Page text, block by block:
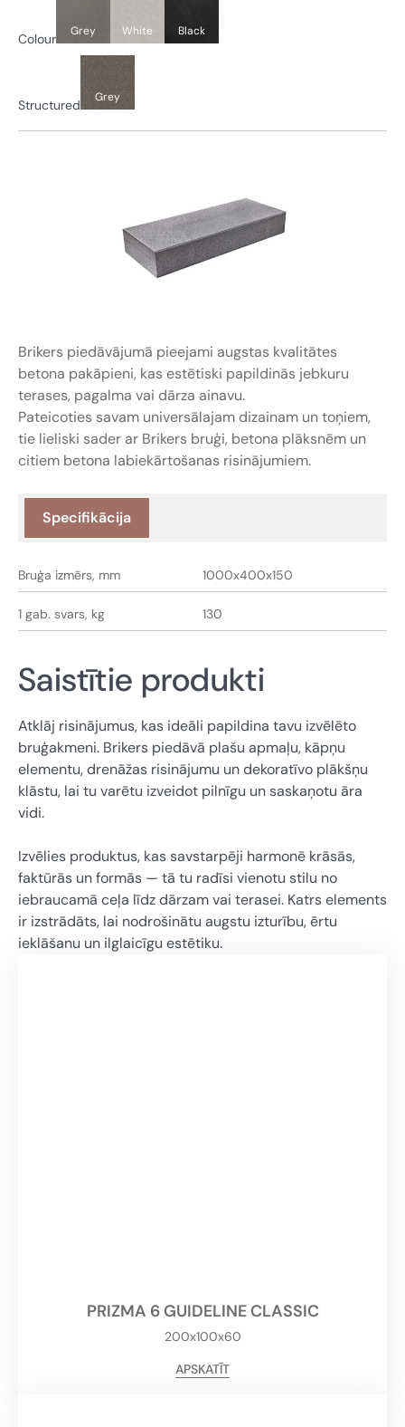
Colour Grey White Black
Structured Grey
Brikers piedāvājumā pieejami augstas kvalitātes
betona pakāpieni, kas estētiski papildinās jebkuru
terases, pagalma vai dārza ainavu.
Pateicoties savam universālajam dizainam un toņiem,
tie lieliski sader ar Brikers bruģi, betona plāksnēm un
citiem betona labiekārtošanas risinājumiem.
Specifikācija
Bruģa izmērs, mm 1000x400x150
1 gab. svars, kg 130
Saistītie produkti
Atklāj risinājumus, kas ideāli papildina tavu izvēlēto
bruģakmeni. Brikers piedāvā plašu apmaļu, kāpņu
elementu, drenāžas risinājumu un dekoratīvo plākšņu
klāstu, lai tu varētu izveidot pilnīgu un saskaņotu āra
vidi.
Izvēlies produktus, kas savstarpēji harmonē krāsās,
faktūrās un formās — tā tu radīsi vienotu stilu no
iebraucamā ceļa līdz dārzam vai terasei. Katrs elements
ir izstrādāts, lai nodrošinātu augstu izturību, ērtu
ieklāšanu un ilglaicīgu estētiku.
PRIZMA 6 GUIDELINE CLASSIC
200x100x60
APSKATĪT